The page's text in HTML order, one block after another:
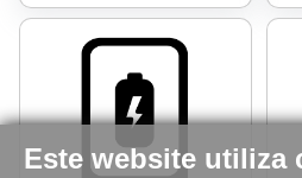
Este website utiliza